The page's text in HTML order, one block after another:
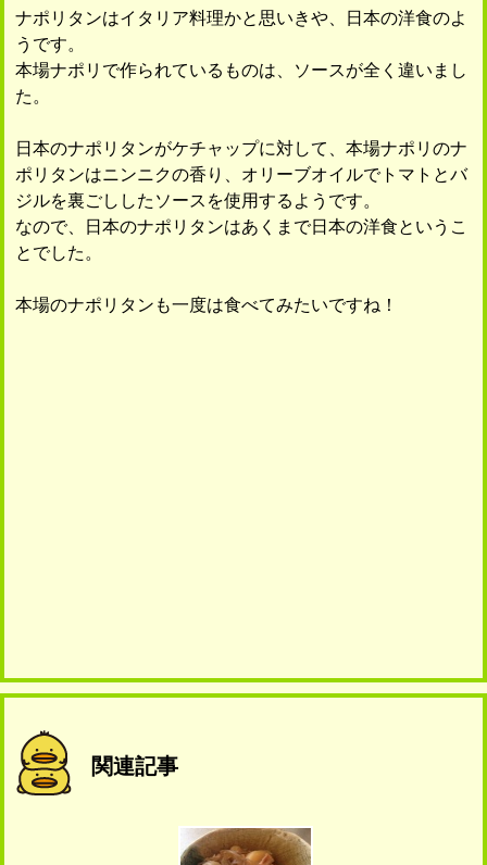
ナポリタンはイタリア料理かと思いきや、日本の洋食のよ
うです。
本場ナポリで作られているものは、ソースが全く違いまし
た。
日本のナポリタンがケチャップに対して、本場ナポリのナ
ポリタンはニンニクの香り、オリーブオイルでトマトとバ
ジルを裏ごししたソースを使用するようです。
なので、日本のナポリタンはあくまで日本の洋食というこ
とでした。
本場のナポリタンも一度は食べてみたいですね！
関連記事